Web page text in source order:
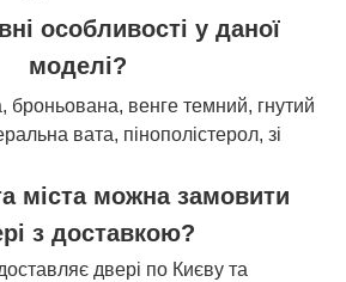
особливості у даної
моделі?
броньована, венге темний, гнутий
вата, пінополістерол, зі
міста можна замовити
з доставкою?
двері по Києву та